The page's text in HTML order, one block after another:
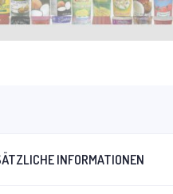
INFORMATIONEN